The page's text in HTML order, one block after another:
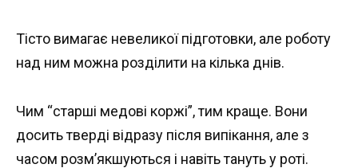
Тісто вимагає невеликої підготовки, але роботу
над ним можна розділити на кілька днів.
Чим “старші медові коржі”, тим краще. Вони
досить тверді відразу після випікання, але з
часом розм’якшуються і навіть тануть у роті.